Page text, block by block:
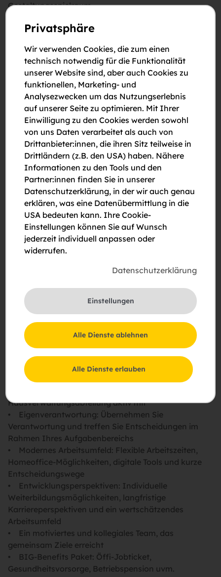
Gestaltungsspielraum
zukunftsorientierten Branche
Entwicklungsperspektiven
• Ein kollegiales, unterstützendes Arbeitsumfeld
Was Sie mitbringen:
• Mehrjährige Berufserfahrung in der
Hausverwaltung oder Immobilienverwaltung
• Fundierte Kenntnisse im Miet- und
Wohnungseigentumsrecht sowie im
Immobilienmanagement
• Organisationstalent, Eigeninitiative und Freude an
Kommunikation
• Freude daran, Prozesse mitzugestalten, zu
optimieren und Verantwortung zu übernehmen
• Teamfähigkeit und Freude an Zusammenarbeit
• Sicherer Umgang mit gängigen IT-Anwendungen
• Abgeschlossene Befähigungsprüfung für
Immobilienverwalter oder abgeschlossenes Studium
der Immobilienwirtschaft von Vorteil
• Führerschein B
Was wir Ihnen bieten:
• Gestaltungsspielraum: Bringen Sie Ihre Erfahrung
Hausverwaltungsabteilung aktiv mit
• Eigenverantwortung: Übernehmen Sie
Verantwortung und treffen Sie Entscheidungen im
Rahmen Ihres Aufgabenbereichs
• Modernes Arbeitsumfeld: Flexible Arbeitszeiten,
Homeoffice-Möglichkeiten, digitale Tools und kurze
Entscheidungswege
• Entwicklungsperspektiven: Individuelle
Weiterbildungsmöglichkeiten, langfristige
Karriereperspektiven und ein wertschätzendes
Arbeitsumfeld
• Ein motiviertes und kollegiales Team, das
gemeinsam Ziele erreicht
• BIG-Benefits Paket: Öffi-Jobticket,
Gesundheitsvorsorge, Betriebspension uvm.
Privatsphäre
Wir verwenden Cookies, die zum einen
technisch notwendig für die Funktionalität
unserer Website sind, aber auch Cookies zu
funktionellen, Marketing- und
Analysezwecken um das Nutzungserlebnis
auf unserer Seite zu optimieren. Mit Ihrer
Einwilligung zu den Cookies werden sowohl
von uns Daten verarbeitet als auch von
Drittanbieter:innen, die ihren Sitz teilweise in
Drittländern (z.B. den USA) haben. Nähere
Informationen zu den Tools und den
Partner:innen finden Sie in unserer
Datenschutzerklärung, in der wir auch genau
erklären, was eine Datenübermittlung in die
USA bedeuten kann. Ihre Cookie-
Einstellungen können Sie auf Wunsch
jederzeit individuell anpassen oder
widerrufen.
Datenschutzerklärung
Einstellungen
Alle Dienste ablehnen
Alle Dienste erlauben